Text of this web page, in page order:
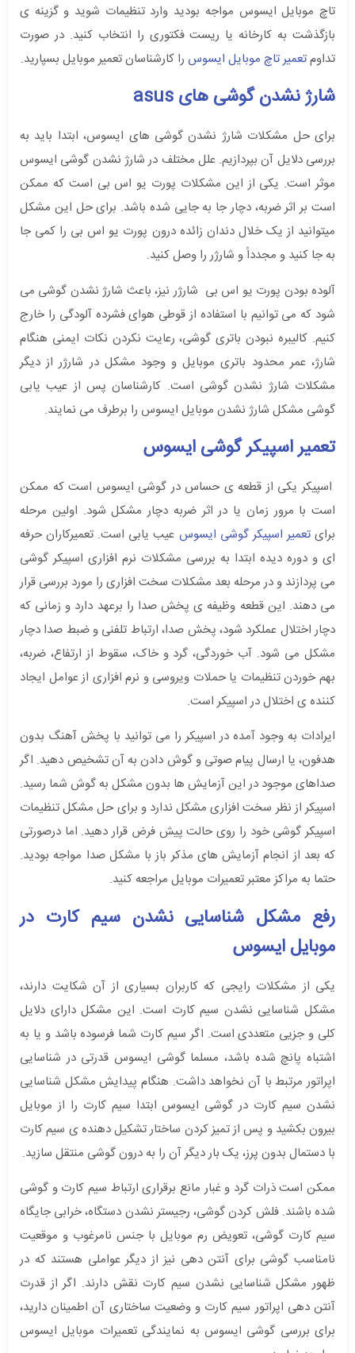
تاچ موبایل ایسوس مواجه بودید وارد تنظیمات شوید و گزینه ی
بازگذشت به کارخانه یا ریست فکتوری را انتخاب کنید. در صورت
تداومتعمیر تاچ موبایل ایسوس را کارشناسان تعمیر موبایل بسپارید.
شارژ نشدن گوشی های asus
برای حل مشکلات شارژ نشدن گوشی های ایسوس، ابتدا باید به
بررسی دلایل آن بپردازیم. علل مختلف در شارژ نشدن گوشی ایسوس
موثر است. یکی از این مشکلات پورت یو اس بی است که ممکن
است بر اثر ضربه، دچار جا به جایی شده باشد. برای حل این مشکل
میتوانید از یک خلال دندان زائده درون پورت یو اس بی را کمی جا
‌به‌ جا کنید و مجدداً و شارژر را وصل کنید.
آلوده بودن پورت یو اس بی شارژر نیز، باعث شارژ نشدن گوشی می
شود که می توانیم با استفاده از قوطی هوای فشرده آلودگی را خارج
کنیم. کالیبره نبودن باتری گوشی، رعایت نکردن نکات ایمنی هنگام
شارژ، عمر محدود باتری موبایل و وجود مشکل در شارژر از دیگر
مشکلات شارژ نشدن گوشی است. کارشناسان پس از عیب یابی
گوشی مشکل شارژ نشدن موبایل ایسوس را برطرف می نمایند.
تعمیر اسپیکر گوشی ایسوس
اسپیکر یکی از قطعه ی حساس در گوشی ایسوس است که ممکن
است با مرور زمان یا در اثر ضربه دچار مشکل شود. اولین مرحله
برایتعمیر اسپیکر گوشی ایسوس عیب یابی است. تعمیرکاران حرفه
ای و دوره دیده ابتدا به بررسی مشکلات نرم افزاری اسپیکر گوشی
می پردازند و در مرحله بعد مشکلات سخت افزاری را مورد بررسی قرار
می دهند. این قطعه وظیفه ی پخش صدا را برعهد دارد و زمانی که
دچار اختلال عملکرد شود، پخش صدا، ارتباط تلفنی و ضبط صدا دچار
مشکل می شود. آب خوردگی، گرد و خاک، سقوط از ارتفاع، ضربه،
بهم خوردن تنظیمات یا حملات ویروسی و نرم افزاری از عوامل ایجاد
کننده ی اختلال در اسپیکر است.
ایرادات به وجود آمده در اسپیکر را می توانید با پخش آهنگ بدون
هدفون، یا ارسال پیام صوتی و گوش دادن به آن تشخیص دهید. اگر
صداهای موجود در این آزمایش ها بدون مشکل به گوش شما رسید.
اسپیکر از نظر سخت افزاری مشکل ندارد و برای حل مشکل تنظیمات
اسپیکر گوشی خود را روی حالت پیش فرض قرار دهید. اما درصورتی
که بعد از انجام آزمایش های مذکر باز با مشکل صدا مواجه بودید.
حتما به مراکز معتبر تعمیرات موبایل مراجعه کنید.
رفع مشکل شناسایی نشدن سیم کارت در
موبایل ایسوس
یکی از مشکلات رایجی که کاربران بسیاری از آن شکایت دارند،
مشکل شناسایی نشدن سیم کارت است. این مشکل دارای دلایل
کلی و جزیی متعددی است. اگر سیم کارت شما فرسوده باشد و یا به
اشتباه پانچ شده باشد، مسلما گوشی ایسوس قدرتی در شناسایی
اپراتور مرتبط با آن نخواهد داشت. هنگام پیدایش مشکل شناسایی
نشدن سیم کارت در گوشی ایسوس ابتدا سیم کارت را از موبایل
بیرون بکشید و پس از تمیز کردن ساختار تشکیل دهنده ی سیم کارت
با دستمال بدون پرز، یک بار دیگر آن را به درون گوشی منتقل سازید.
ممکن است ذرات گرد و غبار مانع برقراری ارتباط سیم کارت و گوشی
شده باشند. فلش کردن گوشی، رجیستر نشدن دستگاه، خرابی جایگاه
سیم کارت گوشی، تعویض رم موبایل با جنس نامرغوب و موقعیت
نامناسب گوشی برای آنتن دهی نیز از دیگر عواملی هستند که در
ظهور مشکل شناسایی نشدن سیم کارت نقش دارند. اگر از قدرت
آنتن دهی اپراتور سیم کارت و وضعیت ساختاری آن اطمینان دارید،
برای بررسی گوشی ایسوس به نمایندگی تعمیرات موبایل ایسوس